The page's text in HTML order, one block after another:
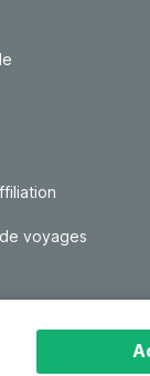
voyages